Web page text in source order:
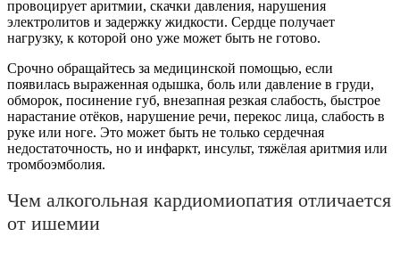
провоцирует аритмии, скачки давления, нарушения
электролитов и задержку жидкости. Сердце получает
нагрузку, к которой оно уже может быть не готово.
Срочно обращайтесь за медицинской помощью, если
появилась выраженная одышка, боль или давление в груди,
обморок, посинение губ, внезапная резкая слабость, быстрое
нарастание отёков, нарушение речи, перекос лица, слабость в
руке или ноге. Это может быть не только сердечная
недостаточность, но и инфаркт, инсульт, тяжёлая аритмия или
тромбоэмболия.
Чем алкогольная кардиомиопатия отличается
от ишемии